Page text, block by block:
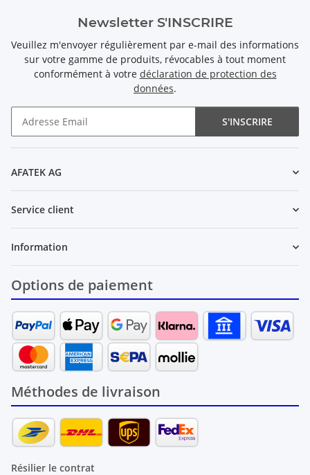
Newsletter S'INSCRIRE
Veuillez m'envoyer régulièrement par e-mail des informations
sur votre gamme de produits, révocables à tout moment
conformément à votre déclaration de protection des
données.
S'INSCRIRE
AFATEK AG
Service client
Information
Options de paiement
Méthodes de livraison
Résilier le contrat